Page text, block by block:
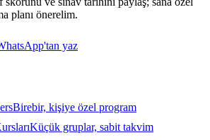
planı önerelim.
yaz
Birebir, kişiye özel program
Küçük gruplar, sabit takvim